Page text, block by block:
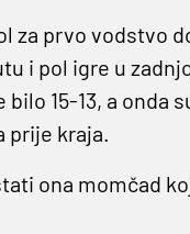
za prvo vodstvo
i pol igre u
15-13, a onda
prije kraja.
ona momčad